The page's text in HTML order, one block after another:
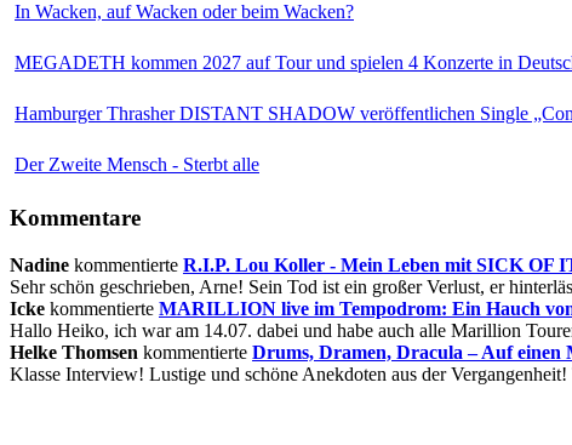
In Wacken, auf Wacken oder beim Wacken?
MEGADETH kommen 2027 auf Tour und spielen 4 Konzerte in
Hamburger Thrasher DISTANT SHADOW veröffentlichen Single
Der Zweite Mensch - Sterbt alle
Kommentare
Nadine kommentierte R.I.P. Lou Koller - Mein Leben mit SICK OF
Sehr schön geschrieben, Arne! Sein Tod ist ein großer Verlust, er
Icke kommentierte MARILLION live im Tempodrom: Ein Hauch
Hallo Heiko, ich war am 14.07. dabei und habe auch alle Marillion
Helke Thomsen kommentierte Drums, Dramen, Dracula – Auf einen
Klasse Interview! Lustige und schöne Anekdoten aus der Vergangenheit!